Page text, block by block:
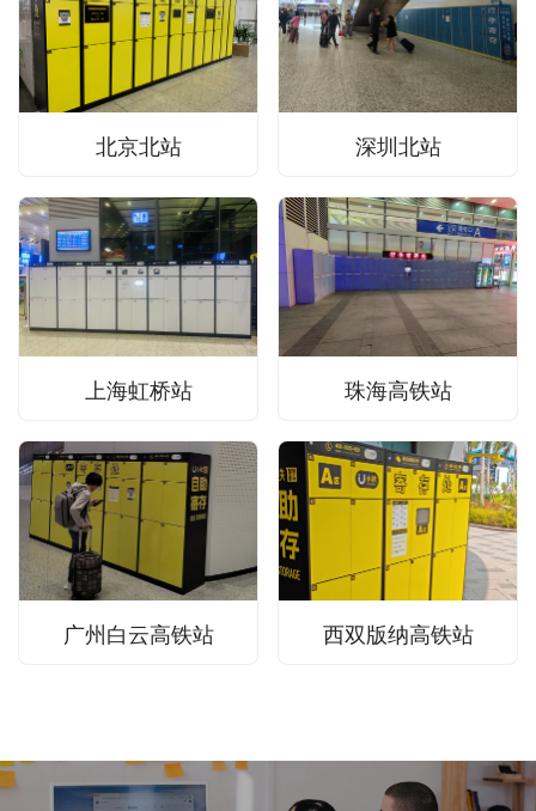
北京北站 深圳北站
上海虹桥站 珠海高铁站
广州白云高铁站 西双版纳高铁站